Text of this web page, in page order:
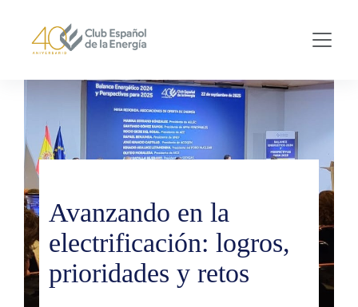
Avanzando en la
electrificación: logros,
prioridades y retos